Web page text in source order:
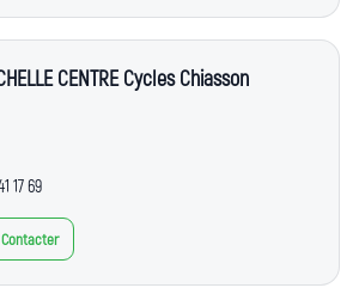
CENTRE Cycles Chiasson
17 69
Contacter